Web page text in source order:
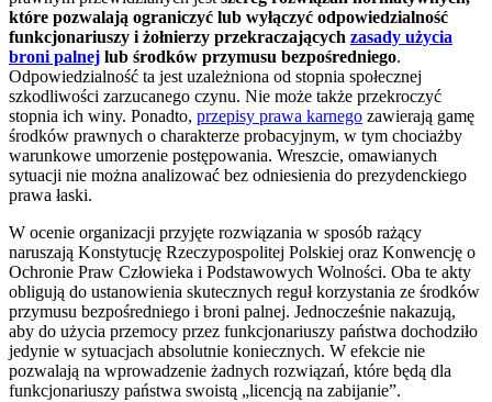
które pozwalają ograniczyć lub wyłączyć odpowiedzialność
funkcjonariuszy i żołnierzy przekraczających zasady użycia
broni palnej lub środków przymusu bezpośredniego.
Odpowiedzialność ta jest uzależniona od stopnia społecznej
szkodliwości zarzucanego czynu. Nie może także przekroczyć
stopnia ich winy. Ponadto, przepisy prawa karnego zawierają gamę
środków prawnych o charakterze probacyjnym, w tym chociażby
warunkowe umorzenie postępowania. Wreszcie, omawianych
sytuacji nie można analizować bez odniesienia do prezydenckiego
prawa łaski.
W ocenie organizacji przyjęte rozwiązania w sposób rażący
naruszają Konstytucję Rzeczypospolitej Polskiej oraz Konwencję o
Ochronie Praw Człowieka i Podstawowych Wolności. Oba te akty
obligują do ustanowienia skutecznych reguł korzystania ze środków
przymusu bezpośredniego i broni palnej. Jednocześnie nakazują,
aby do użycia przemocy przez funkcjonariuszy państwa dochodziło
jedynie w sytuacjach absolutnie koniecznych. W efekcie nie
pozwalają na wprowadzenie żadnych rozwiązań, które będą dla
funkcjonariuszy państwa swoistą „licencją na zabijanie”.